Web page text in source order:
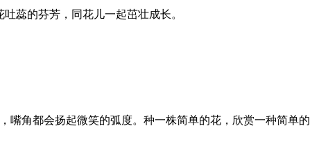
蕊的芬芳，同花儿一起茁壮成长。
嘴角都会扬起微笑的弧度。种一株简单的花，欣赏一种简单